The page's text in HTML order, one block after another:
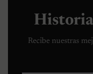
Recibe nuestras